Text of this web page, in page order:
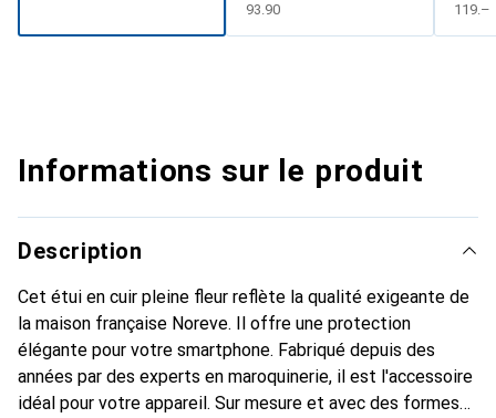
CHF
93.90 CHF
119.–
Informations sur le produit
Description
Cet étui en cuir pleine fleur reflète la qualité exigeante de
la maison française Noreve. Il offre une protection
élégante pour votre smartphone. Fabriqué depuis des
années par des experts en maroquinerie, il est l'accessoire
idéal pour votre appareil. Sur mesure et avec des formes